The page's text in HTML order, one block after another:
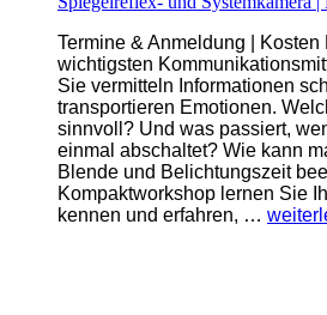
Termine & Anmeldung |
wichtigsten
Sie vermitteln Informationen
transportieren Emotionen.
sinnvoll? Und was passiert,
einmal abschaltet? Wie kann
Blende und Belichtungszeit
Kompaktworkshop lernen Sie
kennen und erfahren, …